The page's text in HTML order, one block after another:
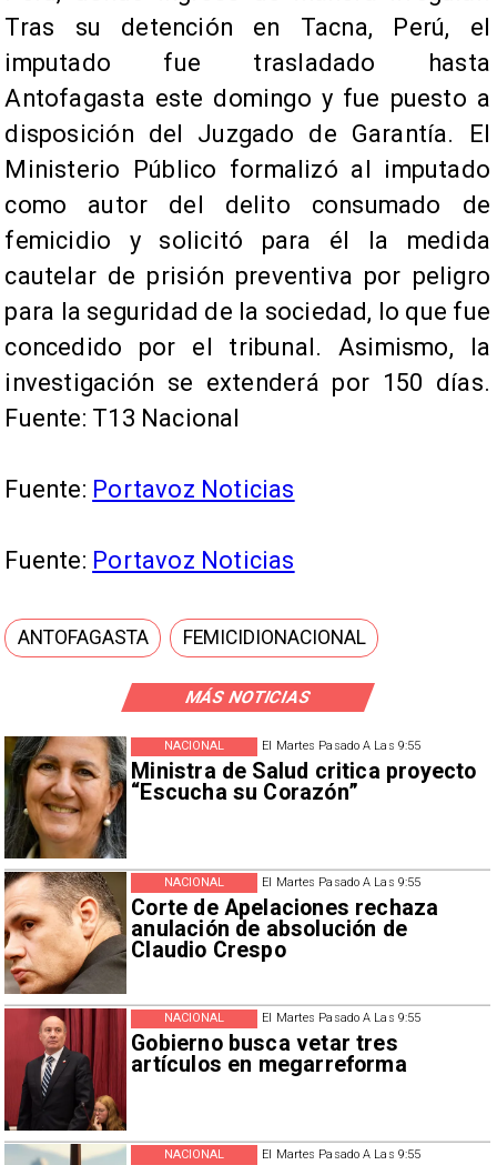
MÁS NOTICIAS
El Martes Pasado A Las 9:55
Ministra de Salud critica proyecto
“Escucha su Corazón”
NACIONAL
El Martes Pasado A Las 9:55
Corte de Apelaciones rechaza
anulación de absolución de
Claudio Crespo
NACIONAL
El Martes Pasado A Las 9:55
Gobierno busca vetar tres
artículos en megarreforma
NACIONAL
El Martes Pasado A Las 9:55
NACIONAL
Tras su detención en Tacna, Perú, el
imputado fue trasladado hasta
Antofagasta este domingo y fue puesto a
disposición del Juzgado de Garantía. El
Ministerio Público formalizó al imputado
como autor del delito consumado de
femicidio y solicitó para él la medida
cautelar de prisión preventiva por peligro
para la seguridad de la sociedad, lo que fue
concedido por el tribunal. Asimismo, la
investigación se extenderá por 150 días.
Fuente: T13 Nacional
Fuente: Portavoz Noticias
Fuente: Portavoz Noticias
ANTOFAGASTA FEMICIDIONACIONAL